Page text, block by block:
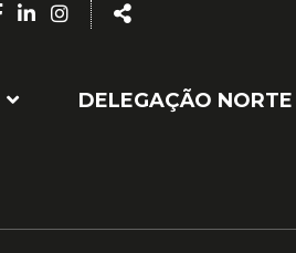
Facebook
Linkedin
Instagram
Share
DELEGAÇÃO NORTE